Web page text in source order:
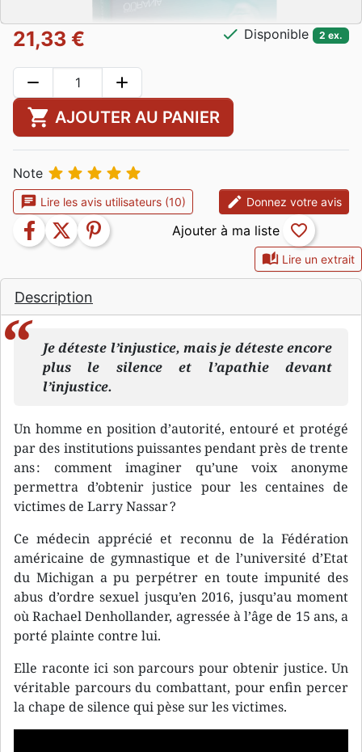
auto_stories Lire un extrait
Description
Je déteste l’injustice, mais je déteste encore
plus le silence et l’apathie devant
l’injustice.
Un homme en position d’autorité, entouré et protégé
par des institutions puissantes pendant près de trente
ans : comment imaginer qu’une voix anonyme
permettra d’obtenir justice pour les centaines de
victimes de Larry Nassar ?
Ce médecin apprécié et reconnu de la Fédération
américaine de gymnastique et de l’université d’Etat
du Michigan a pu perpétrer en toute impunité des
abus d’ordre sexuel jusqu’en 2016, jusqu’au moment
où Rachael Denhollander, agressée à l’âge de 15 ans, a
porté plainte contre lui.
Elle raconte ici son parcours pour obtenir justice. Un
véritable parcours du combattant, pour enfin percer
la chape de silence qui pèse sur les victimes.
21,33 € check Disponible 2 ex.
remove add
shopping_cart AJOUTER AU PANIER
Note     
chat Lire les avis utilisateurs (10) edit Donnez votre avis
facebook twitter pinterest favorite_border